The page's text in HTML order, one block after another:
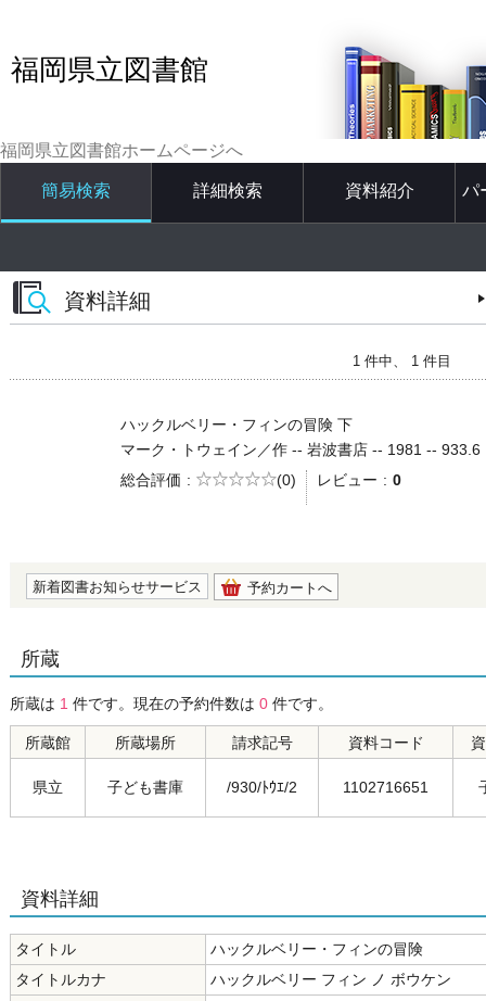
福岡県立図書館
福岡県立図書館ホームページへ
簡易検索 詳細検索 資料紹介 パ
資料詳細
1 件中、 1 件目
ハックルベリー・フィンの冒険 下
マーク・トウェイン／作 -- 岩波書店 -- 1981 -- 933.6
総合評価
5段階評価
(0) レビュー 0
新着図書お知らせサービス 予約カートへ
所蔵
所蔵は 1 件です。現在の予約件数は 0 件です。
所蔵館 所蔵場所 請求記号 資料コード
県立 子ども書庫 /930/ﾄｳｴ/2 1102716651
資料詳細
タイトル
ハックルベリー・フィンの冒険
タイトルカナ
ハックルベリー フィン ノ ボウケン